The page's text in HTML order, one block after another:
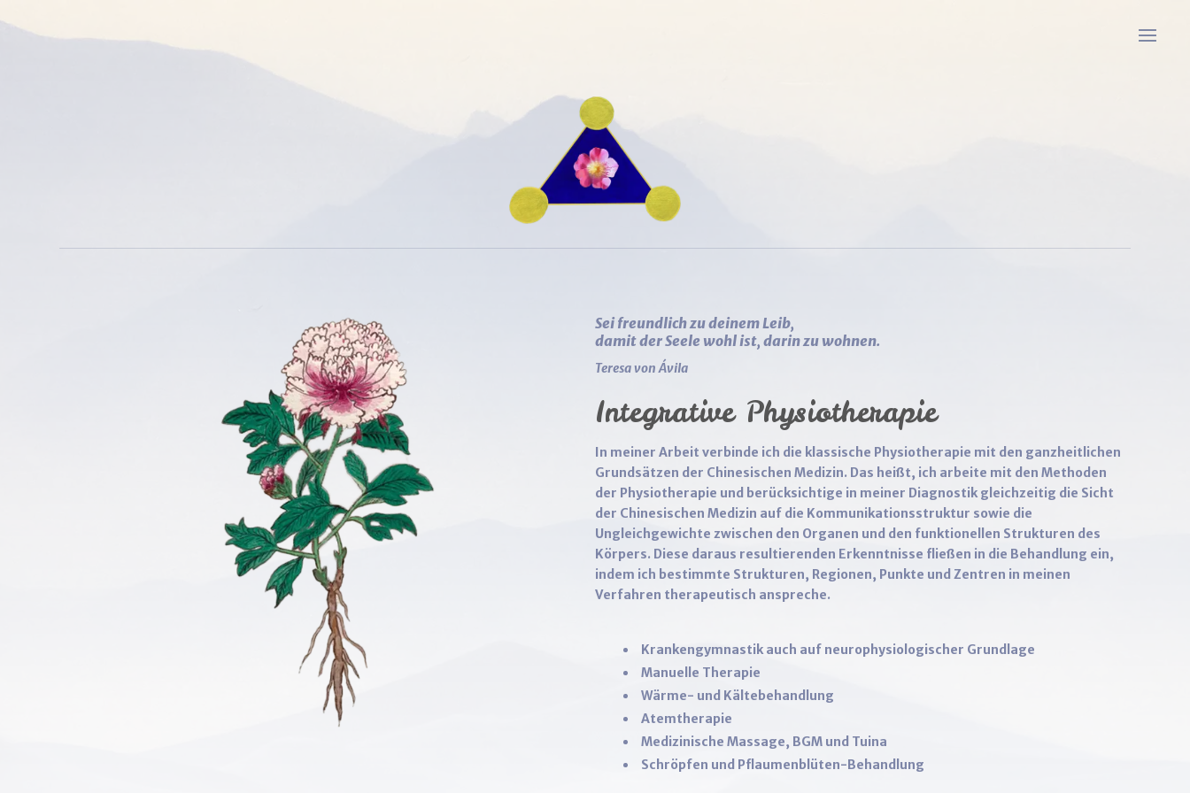


Sei freundlich zu deinem Leib,
damit der Seele wohl ist, darin zu wohnen.
Teresa von Ávila
Integrative Physiotherapie
In meiner Arbeit verbinde ich die klassische Physiotherapie mit den ganzheitlichen
Grundsätzen der Chinesischen Medizin. Das heißt, ich arbeite mit den Methoden
der Physiotherapie und berücksichtige in meiner Diagnostik gleichzeitig die Sicht
der Chinesischen Medizin auf die Kommunikationsstruktur sowie die
Ungleichgewichte zwischen den Organen und den funktionellen Strukturen des
Körpers. Diese daraus resultierenden Erkenntnisse fließen in die Behandlung ein,
indem ich bestimmte Strukturen, Regionen, Punkte und Zentren in meinen
Verfahren therapeutisch anspreche.
Krankengymnastik auch auf neurophysiologischer Grundlage
Manuelle Therapie
Wärme- und Kältebehandlung
Atemtherapie
Medizinische Massage, BGM und Tuina
Schröpfen und Pflaumenblüten-Behandlung